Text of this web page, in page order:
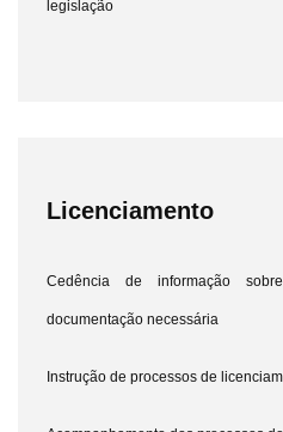
legislação
Licenciamento
Cedência de informação
documentação necessária
Instrução de processos de